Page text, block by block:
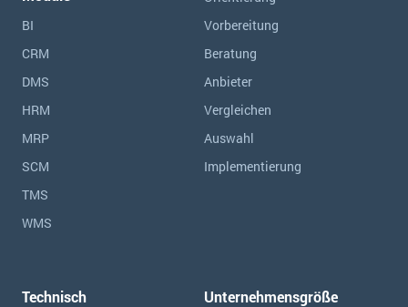
BI
CRM
DMS
HRM
MRP
SCM
TMS
WMS
Vorbereitung
Beratung
Anbieter
Vergleichen
Auswahl
Implementierung
Technisch Unternehmensgröße